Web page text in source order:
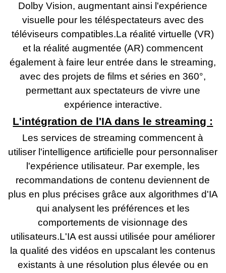
Dolby Vision, augmentant ainsi l'expérience
visuelle pour les téléspectateurs avec des
téléviseurs compatibles.La réalité virtuelle (VR)
et la réalité augmentée (AR) commencent
également à faire leur entrée dans le streaming,
avec des projets de films et séries en 360°,
permettant aux spectateurs de vivre une
expérience interactive.
L'intégration de l'IA dans le streaming :
Les services de streaming commencent à
utiliser l'intelligence artificielle pour personnaliser
l'expérience utilisateur. Par exemple, les
recommandations de contenu deviennent de
plus en plus précises grâce aux algorithmes d'IA
qui analysent les préférences et les
comportements de visionnage des
utilisateurs.L'IA est aussi utilisée pour améliorer
la qualité des vidéos en upscalant les contenus
existants à une résolution plus élevée ou en